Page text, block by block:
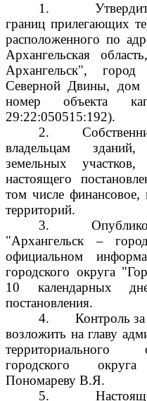
1.
границ прилегающих
расположенного по
Архангельская
Архангельск", город
Северной Двины, дом
номер объекта
29:22:050515:192).
2.
владельцам
земельных
настоящего
том числе
территорий.
3.
"Архангельск –
официальном
городского округа
10 календарных
постановления.
4.
Контроль
возложить на главу
территориального
городского
Пономареву В.Я.
5.